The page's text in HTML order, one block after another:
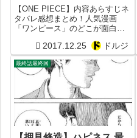
ーまとめ！【尾田栄一郎】
【ONE PIECE】内容あらすじネ
タバレ感想まとめ！人気漫画
「ワンピース」のどこが面白い
た！作者は尾田栄一郎。掲載雑
誌は少年ジャンプ。出版社は集
英社。ジャンルはバトル漫画。
2017.12.25 ドルジ
最終話最終回